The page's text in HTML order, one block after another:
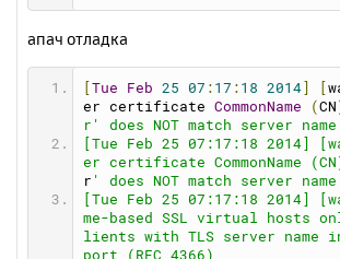
postgresqlport
httpport
httpsport =443
httpbackport =8080
ftpport 21
sftpport 990
phpport= 9000
memcacheport =11211
[ftp]
ftp= 0
апач отладка
Tue Feb 25 07 : 17 : 18 2014
er certificate CommonName (CN
r' does NOT match server
[Tue Feb 25 07:17:18 2014]
er certificate CommonName
r ' does NOT match server
[Tue Feb 25 07:17:18 2014]
me-based SSL virtual hosts
lients with TLS server name
port (RFC 4366)